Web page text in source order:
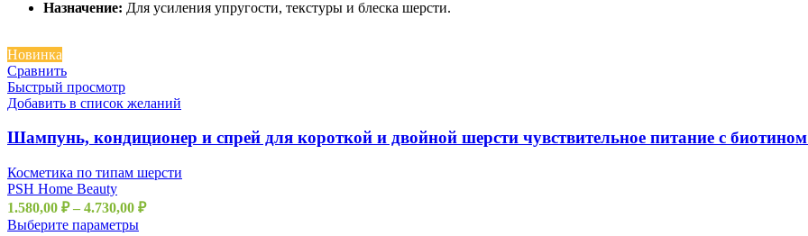
Назначение: Для усиления упругости, текстуры и блеска шерсти.
Новинка
Сравнить
Быстрый просмотр
Добавить в список желаний
Шампунь, кондиционер и спрей для короткой и двойной шерсти чувствительное питание с
Косметика по типам шерсти
PSH Home Beauty
1.580,00 ₽ – 4.730,00 ₽
Выберите параметры